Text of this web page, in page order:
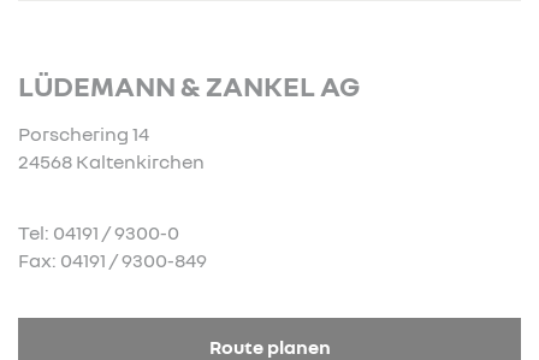
LÜDEMANN & ZANKEL AG
Porschering 14
24568 Kaltenkirchen
Tel: 04191 / 9300-0
Fax: 04191 / 9300-849
Route planen